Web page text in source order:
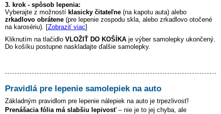
3. krok - spôsob lepenia:
Vyberajte z možností klasicky čitateľne (na kapotu auta) alebo
zrkadlovo obrátene (pre lepenie zospodu skla, alebo zrkadlovo otočené
na karosériu). [Zobraziť viac]
Kliknutím na tlačidlo VLOŽIŤ DO KOŠÍKA je výber samolepky ukončený.
Do košíku postupne naskladajte ďalšie samolepky.
Pravidlá pre lepenie samolepiek na auto
Základným pravidlom pre lepenie nálepiek na auto je trpezlivosť!
Prenášacia fólia má slabšiu lepivosť– nie je to jej chyba, ale